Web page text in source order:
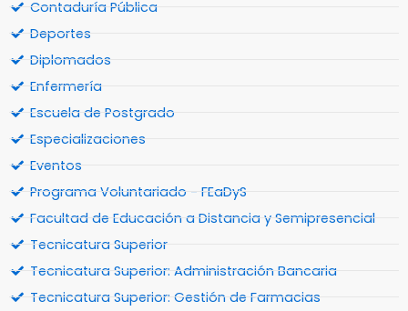
Contaduría Pública
Deportes
Diplomados
Enfermería
Escuela de Postgrado
Especializaciones
Eventos
Programa Voluntariado - FEaDyS
Facultad de Educación a Distancia y Semipresencial
Tecnicatura Superior
Tecnicatura Superior: Administración Bancaria
Tecnicatura Superior: Gestión de Farmacias